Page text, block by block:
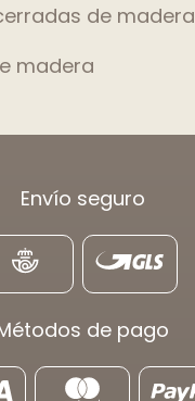
de madera
madera
Envío seguro
de pago